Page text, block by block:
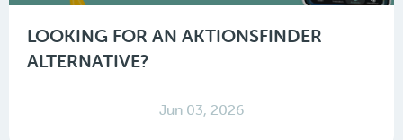
LOOKING FOR AN AKTIONSFINDER
ALTERNATIVE?
Jun 03, 2026